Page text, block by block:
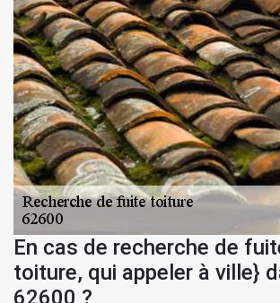
En cas de recherche de
toiture, qui appeler à ville}
62600 ?